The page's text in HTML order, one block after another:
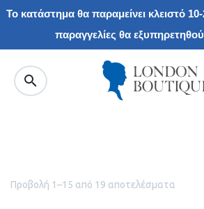
Το κατάστημα θα παραμείνει κλειστό
παραγγελίες θα
Προβολή 1–15 από 19 αποτελέσματα